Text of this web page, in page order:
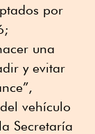
por
una
y evitar
vehículo
Secretaría